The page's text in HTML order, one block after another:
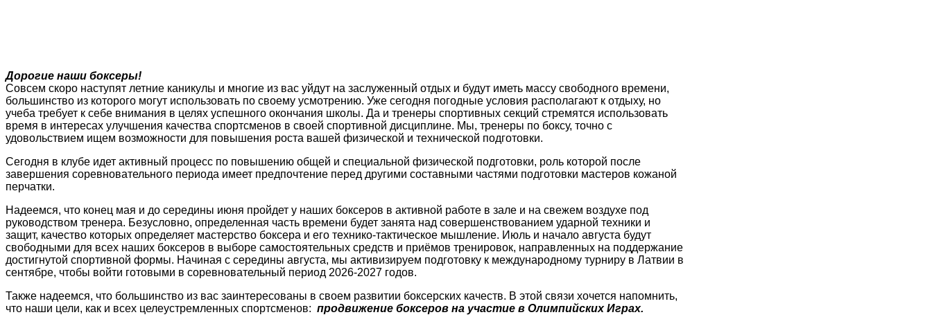
Дорогие наши боксеры!
Совсем скоро наступят летние каникулы и многие из вас уйдут на заслуженный отдых и будут иметь массу свободного времени,
большинство из которого могут использовать по своему усмотрению. Уже сегодня погодные условия располагают к отдыху, но
учеба требует к себе внимания в целях успешного окончания школы. Да и тренеры спортивных секций стремятся использовать
время в интересах улучшения качества спортсменов в своей спортивной дисциплине. Мы, тренеры по боксу, точно с
удовольствием ищем возможности для повышения роста вашей физической и технической подготовки.
Сегодня в клубе идет активный процесс по повышению общей и специальной физической подготовки, роль которой после
завершения соревновательного периода имеет предпочтение перед другими составными частями подготовки мастеров кожаной
перчатки.
Надеемся, что конец мая и до середины июня пройдет у наших боксеров в активной работе в зале и на свежем воздухе под
руководством тренера. Безусловно, определенная часть времени будет занята над совершенствованием ударной техники и
защит, качество которых определяет мастерство боксера и его технико-тактическое мышление. Июль и начало августа будут
свободными для всех наших боксеров в выборе самостоятельных средств и приёмов тренировок, направленных на поддержание
достигнутой спортивной формы. Начиная с середины августа, мы активизируем подготовку к международному турниру в Латвии в
сентябре, чтобы войти готовыми в соревновательный период 2026-2027 годов.
Также надеемся, что большинство из вас заинтересованы в своем развитии боксерских качеств. В этой связи хочется напомнить,
что наши цели, как и всех целеустремленных спортсменов: продвижение боксеров на участие в Олимпийских Играх.